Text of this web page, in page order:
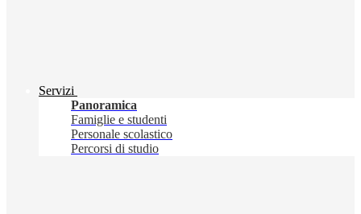
Servizi
Panoramica
Famiglie e studenti
Personale scolastico
Percorsi di studio